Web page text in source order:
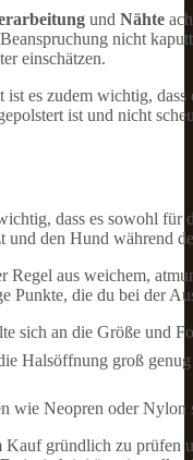
und Nähte
nicht
einschätzen.
es zudem wichtig,
ist und nicht
dass es sowohl für
und den Hund während
Regel aus weichem,
Punkte, die du bei der
sich an die Größe und
Halsöffnung groß
wie Neopren oder
gründlich zu prüfen